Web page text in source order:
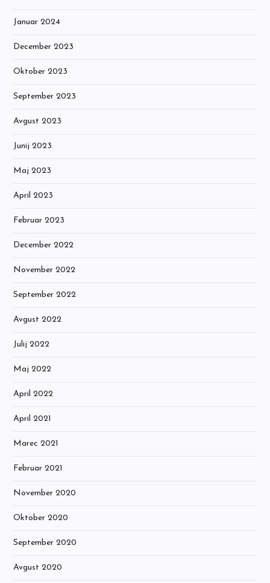
Januar 2024
December 2023
Oktober 2023
September 2023
Avgust 2023
Junij 2023
Maj 2023
April 2023
Februar 2023
December 2022
November 2022
September 2022
Avgust 2022
Julij 2022
Maj 2022
April 2022
April 2021
Marec 2021
Februar 2021
November 2020
Oktober 2020
September 2020
Avgust 2020